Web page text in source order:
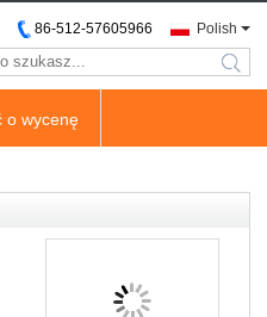
Polish
86-512-57605966
search
o wycenę